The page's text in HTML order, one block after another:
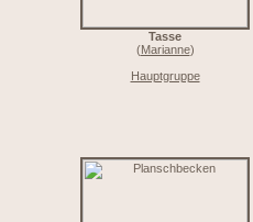
Tasse
(Marianne)
Hauptgruppe